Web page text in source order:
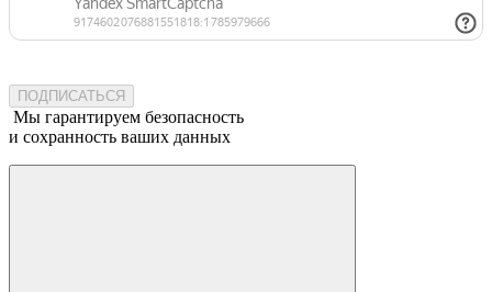
ПОДПИСАТЬСЯ
Мы гарантируем безопасность
и сохранность ваших данных